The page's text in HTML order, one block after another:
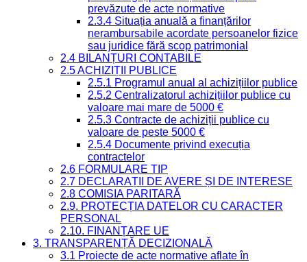
prevăzute de acte normative
2.3.4 Situația anuală a finanțărilor
nerambursabile acordate persoanelor fizice
sau juridice fără scop patrimonial
2.4 BILANȚURI CONTABILE
2.5 ACHIZIȚII PUBLICE
2.5.1 Programul anual al achizițiilor publice
2.5.2 Centralizatorul achizițiilor publice cu
valoare mai mare de 5000 €
2.5.3 Contracte de achiziții publice cu
valoare de peste 5000 €
2.5.4 Documente privind execuția
contractelor
2.6 FORMULARE TIP
2.7 DECLARAȚII DE AVERE ȘI DE INTERESE
2.8 COMISIA PARITARĂ
2.9. PROTECȚIA DATELOR CU CARACTER
PERSONAL
2.10. FINANȚARE UE
3. TRANSPARENȚĂ DECIZIONALĂ
3.1 Proiecte de acte normative aflate în